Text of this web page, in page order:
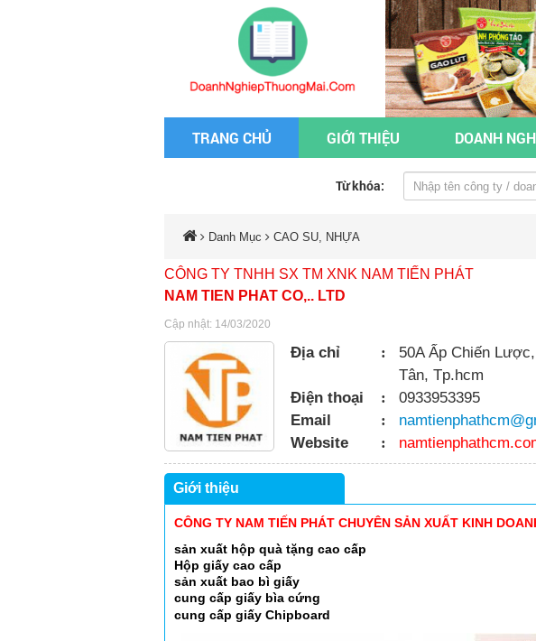
TRANG CHỦ GIỚI THIỆU DOANH
Từ khóa:
Danh Mục CAO SU, NHỰA
CÔNG TY TNHH SX TM XNK NAM TIẾN PHÁT
NAM TIEN PHAT CO,.. LTD
Cập nhật: 14/03/2020
Địa chỉ :
50A Ấp Chiến
Tân, Tp.hcm
Điện thoại
:
0933953395
Email
:
Website
:
Giới thiệu
CÔNG TY NAM TIẾN PHÁT CHUYÊN SẢN XUẤT KINH
sản xuất hộp quà tặng cao cấp
Hộp giấy cao cấp
sản xuất bao bì giấy
cung cấp giấy bìa cứng
cung cấp giấy Chipboard